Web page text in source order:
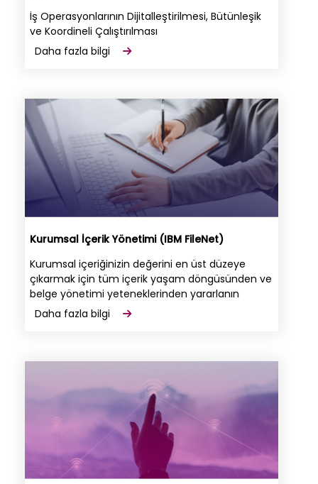
İş Operasyonlarının Dijitalleştirilmesi, Bütünleşik
ve Koordineli Çalıştırılması
Daha fazla bilgi
Kurumsal İçerik Yönetimi (IBM FileNet)
Kurumsal içeriğinizin değerini en üst düzeye
çıkarmak için tüm içerik yaşam döngüsünden ve
belge yönetimi yeteneklerinden yararlanın
Daha fazla bilgi